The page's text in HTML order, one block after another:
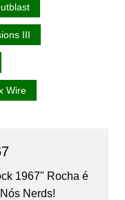
III
Wire
1967" Rocha é
Nerds!